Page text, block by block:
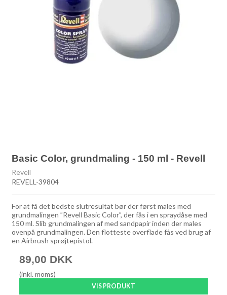
Basic Color, grundmaling - 150 ml - Revell
Revell
REVELL-39804
For at få det bedste slutresultat bør der først males med
grundmalingen ”Revell Basic Color”, der fås i en spraydåse med
150 ml. Slib grundmalingen af med sandpapir inden der males
ovenpå grundmalingen. Den flotteste overflade fås ved brug af
en Airbrush sprøjtepistol.
89,00 DKK
(inkl. moms)
VIS PRODUKT